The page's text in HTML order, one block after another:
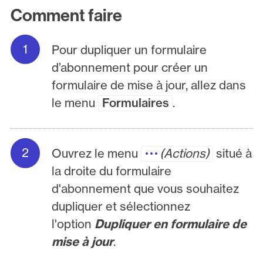
Comment faire
Pour dupliquer un formulaire
d’abonnement pour créer un
formulaire de mise à jour, allez dans
le menu Formulaires .
Ouvrez le menu Actions
situé à
la droite du formulaire
d'abonnement que vous souhaitez
dupliquer et sélectionnez
l'option Dupliquer en formulaire de
mise à jour.